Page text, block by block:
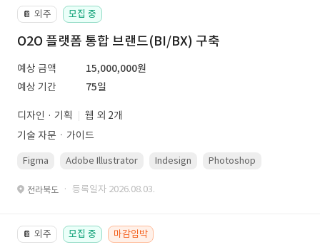
📔 외주 모집 중
O2O 플랫폼 통합 브랜드(BI/BX) 구축
예상 금액
15,000,000원
예상 기간
75일
디자인 · 기획
웹 외 2개
기술 자문ㆍ가이드
Figma Adobe Illustrator Indesign Photoshop
전라북도 · 등록일자 2026.08.03.
📔 외주 모집 중 마감임박